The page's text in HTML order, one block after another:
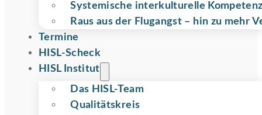
Systemische interkulturelle
Raus aus der Flugangst – hin zu mehr
Termine
HISL-Scheck
HISL Institut
Das HISL-Team
Qualitätskreis